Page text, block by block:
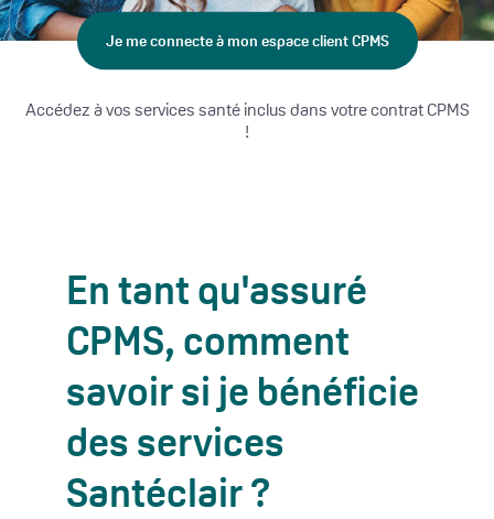
Je me connecte à mon espace client CPMS
Accédez à vos services santé inclus dans votre contrat CPMS
!
En tant qu'assuré
CPMS, comment
savoir si je bénéficie
des services
Santéclair ?